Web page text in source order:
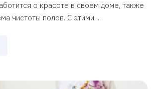
о красоте в своем доме, также
чистоты полов. С этими ...